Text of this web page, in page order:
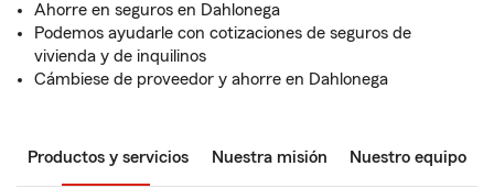
Ahorre en seguros en Dahlonega
Podemos ayudarle con cotizaciones de seguros de
vivienda y de inquilinos
Cámbiese de proveedor y ahorre en Dahlonega
Productos y servicios Nuestra misión Nuestro equipo